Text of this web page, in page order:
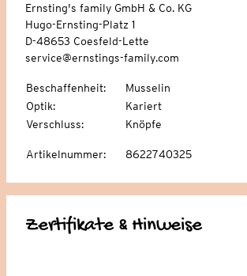
Ernsting's family GmbH & Co. KG
Hugo-Ernsting-Platz 1
D-48653 Coesfeld-Lette
service@ernstings-family.com
Beschaffenheit:
Musselin
Optik:
Kariert
Verschluss: Knöpfe
Artikelnummer: 8622740325
Zertifikate & Hinweise